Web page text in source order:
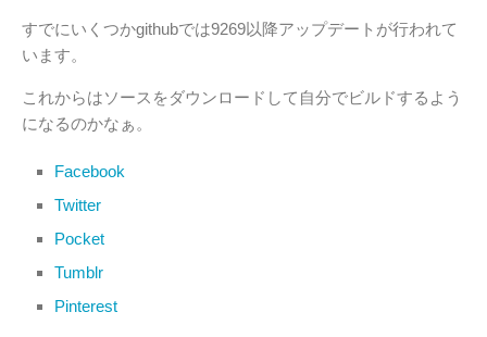
すでにいくつかgithubでは9269以降アップデートが行われて
います。
これからはソースをダウンロードして自分でビルドするよう
になるのかなぁ。
Facebook
Twitter
Pocket
Tumblr
Pinterest